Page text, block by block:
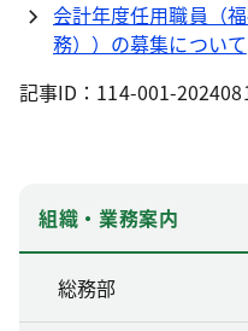
会計年度任用職員（
務））の募集について
記事ID：114-001-
組織・業務案内
総務部